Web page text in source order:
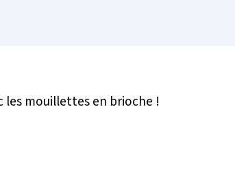
les mouillettes en brioche !